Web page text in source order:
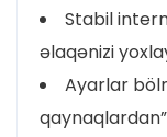
Stabil
əlaqənizi
Ayarlar